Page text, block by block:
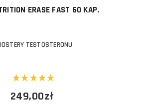
ERASE FAST 60 KAP.
TESTOSTERONU
249,00zł